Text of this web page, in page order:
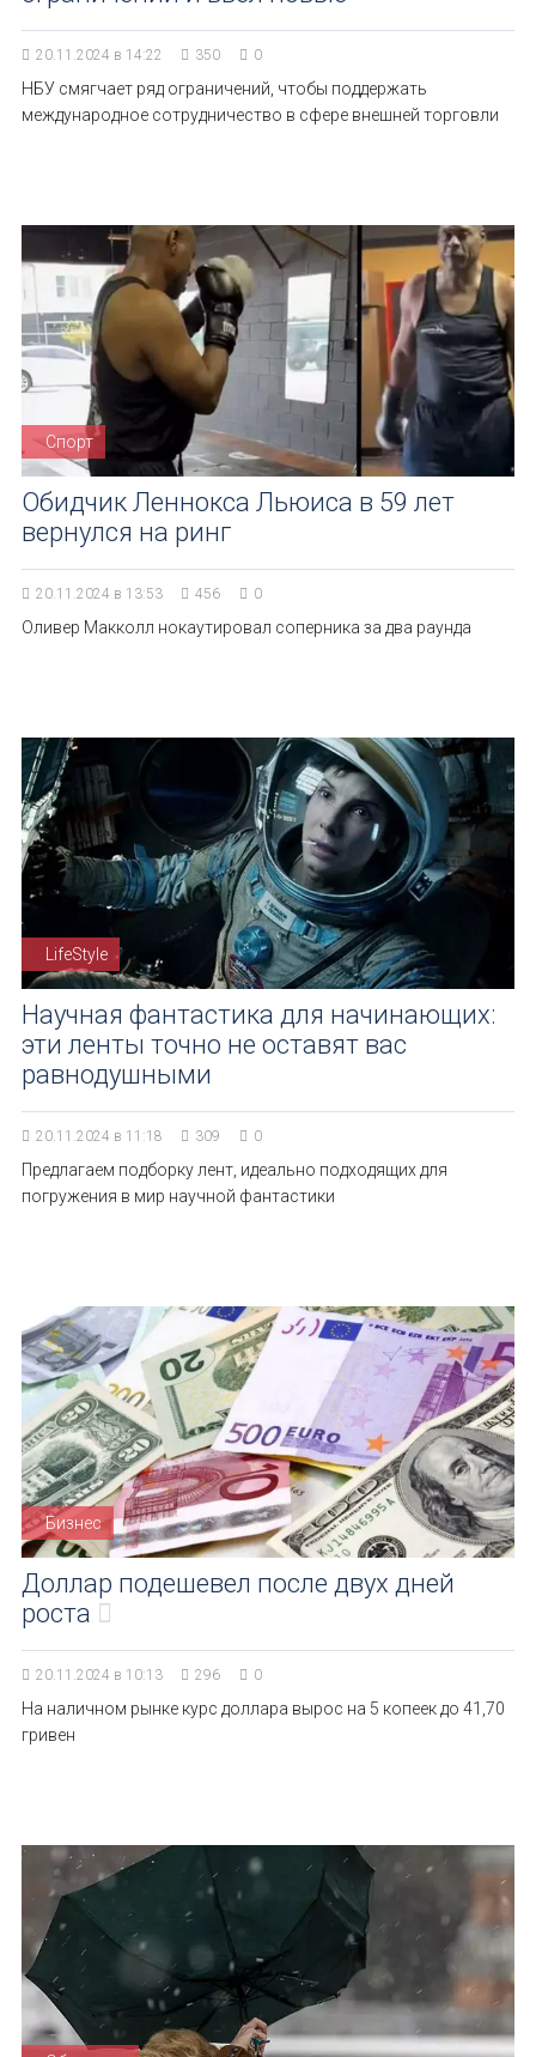
20.11.2024 в 14:22 350 0
НБУ смягчает ряд ограничений, чтобы поддержать
международное сотрудничество в сфере внешней торговли
Спорт
Обидчик Леннокса Льюиса в 59 лет
вернулся на ринг
20.11.2024 в 13:53 456 0
Оливер Макколл нокаутировал соперника за два раунда
LifeStyle
Научная фантастика для начинающих:
эти ленты точно не оставят вас
равнодушными
20.11.2024 в 11:18 309 0
Предлагаем подборку лент, идеально подходящих для
погружения в мир научной фантастики
Бизнес
Доллар подешевел после двух дней
роста
20.11.2024 в 10:13 296 0
На наличном рынке курс доллара вырос на 5 копеек до 41,70
гривен